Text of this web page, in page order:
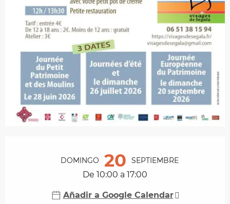
DOMINGO 20 SEPTIEMBRE
De 10:00 a 17:00
Añadir a Google Calendar